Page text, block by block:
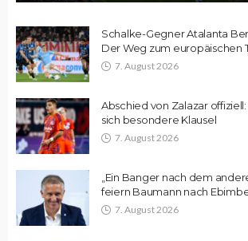
Schalke-Gegner Atalanta
Der Weg zum europäischen
7. August 2026
Abschied von Zalazar
sich besondere Klausel
7. August 2026
„Ein Banger nach dem
feiern Baumann nach
7. August 2026